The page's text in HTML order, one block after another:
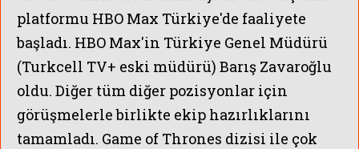
platformu HBO Max Türkiye'de faaliyete
başladı. HBO Max'in Türkiye Genel Müdürü
(Turkcell TV+ eski müdürü) Barış Zavaroğlu
oldu. Diğer tüm diğer pozisyonlar için
görüşmelerle birlikte ekip hazırlıklarını
tamamladı. Game of Thrones dizisi ile çok